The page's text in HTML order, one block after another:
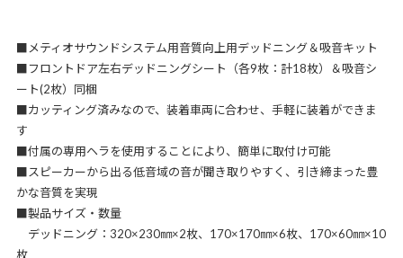
■メティオサウンドシステム用音質向上用デッドニング＆吸音キット
■フロントドア左右デッドニングシート（各9枚：計18枚）＆吸音シ
ート(2枚）同梱
■カッティング済みなので、装着車両に合わせ、手軽に装着ができま
す
■付属の専用ヘラを使用することにより、簡単に取付け可能
■スピーカーから出る低音域の音が聞き取りやすく、引き締まった豊
かな音質を実現
■製品サイズ・数量
デッドニング：320×230㎜×2枚、170×170㎜×6枚、170×60㎜×10
枚